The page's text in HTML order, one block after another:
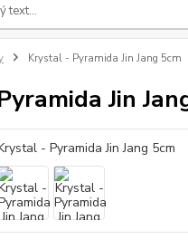
Krystal - Pyramida Jin Jang 5cm
Jin